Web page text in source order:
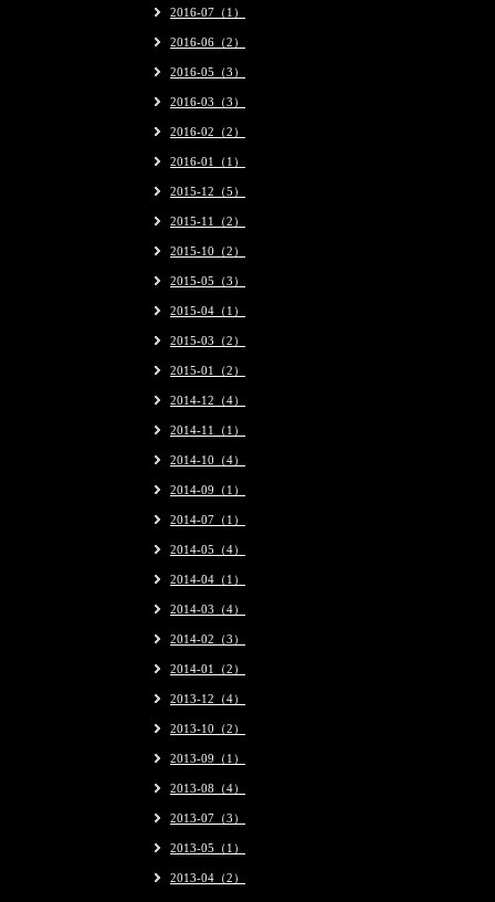
2016-07（1）
2016-06（2）
2016-05（3）
2016-03（3）
2016-02（2）
2016-01（1）
2015-12（5）
2015-11（2）
2015-10（2）
2015-05（3）
2015-04（1）
2015-03（2）
2015-01（2）
2014-12（4）
2014-11（1）
2014-10（4）
2014-09（1）
2014-07（1）
2014-05（4）
2014-04（1）
2014-03（4）
2014-02（3）
2014-01（2）
2013-12（4）
2013-10（2）
2013-09（1）
2013-08（4）
2013-07（3）
2013-05（1）
2013-04（2）